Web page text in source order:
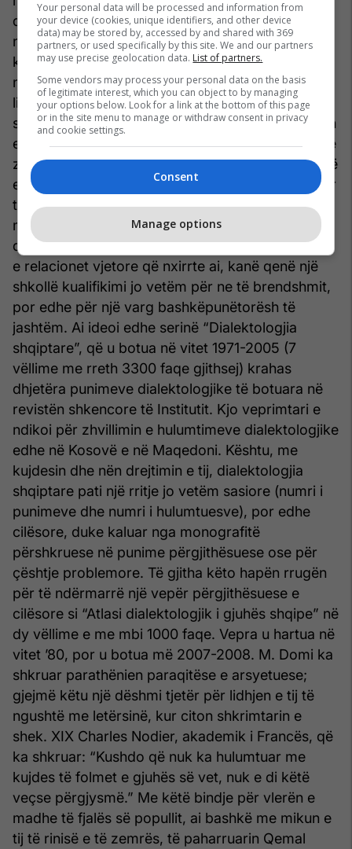
qindra veprave letrare e të gjinive të tjera, përsëri
nën drejtimin dhe me pjesëmarrjen e tij. M. Domi
ka qenë i bindur për rëndësinë e shumanshme të
njohjes së plotë e sa më të hollësishme të
ligjërimeve dialektore të shqipes, qoftë për
studimet diakronike, qoftë për studimet në fushën
e gjuhës së sotme.Ai luftoi me këmbëngulje për të
zgjeruar sektorin (asnjëherë kjo nuk ka qenë punë
e lehtë) dhe ndërtoi një program shumëvjeçar për
të mbuluar gjithë territorin e vendit me skica e
monografi dialektore. Diskutimet e punimeve
dialektologjike nën drejtimin e tij dhe përfundimet
e relacionet vjetore që nxirrte ai, kanë qenë një
shkollë kualifikimi jo vetëm për ne të brendshmit,
por edhe për një varg bashkëpunëtorësh të
jashtëm. Ai ideoi edhe serinë “Dialektologjia
shqiptare”, që u botua në vitet 1971-2005 (7
vëllime me rreth 3300 faqe gjithsej) krahas
dhjetëra punimeve dialektologjike të botuara në
revistën shkencore të Institutit. Kjo veprimtari e
ndikoi për zhvillimin e hulumtimeve dialektologjike
edhe në Kosovë e në Maqedoni. Kështu, me
kujdesin dhe nën drejtimin e tij, dialektologjia
shqiptare pati një rritje jo vetëm sasiore (numri i
punimeve dhe numri i hulumtuesve), por edhe
cilësore, duke kaluar nga monografitë
përshkruese në punime përgjithësuese ose për
çështje problemore. Të gjitha këto hapën rrugën
për të ndërmarrë një vepër përgjithësuese e
cilësore si “Atlasi dialektologjik i gjuhës shqipe” në
dy vëllime e me mbi 1000 faqe. Vepra u hartua në
vitet ’80, por u botua më 2007-2008. M. Domi ka
shkruar parathënien paraqitëse e arsyetuese;
gjejmë këtu një dëshmi tjetër për lidhjen e tij të
ngushtë me letërsinë, kur citon shkrimtarin e
shek. XIX Charles Nodier, akademik i Francës, që
ka shkruar: “Kushdo që nuk ka hulumtuar me
kujdes të folmet e gjuhës së vet, nuk e di këtë
veçse përgjysmë.” Me këtë bindje për vlerën e
madhe të fjalës së popullit, ai bashkë me mikun e
tij të rinisë e të zemrës, të paharruarin Qemal
Your personal data will be processed and information from
your device (cookies, unique identifiers, and other device
data) may be stored by, accessed by and shared with 369
partners, or used specifically by this site. We and our partners
may use precise geolocation data. List of partners.
Some vendors may process your personal data on the basis
of legitimate interest, which you can object to by managing
your options below. Look for a link at the bottom of this page
or in the site menu to manage or withdraw consent in privacy
and cookie settings.
Consent
Manage options